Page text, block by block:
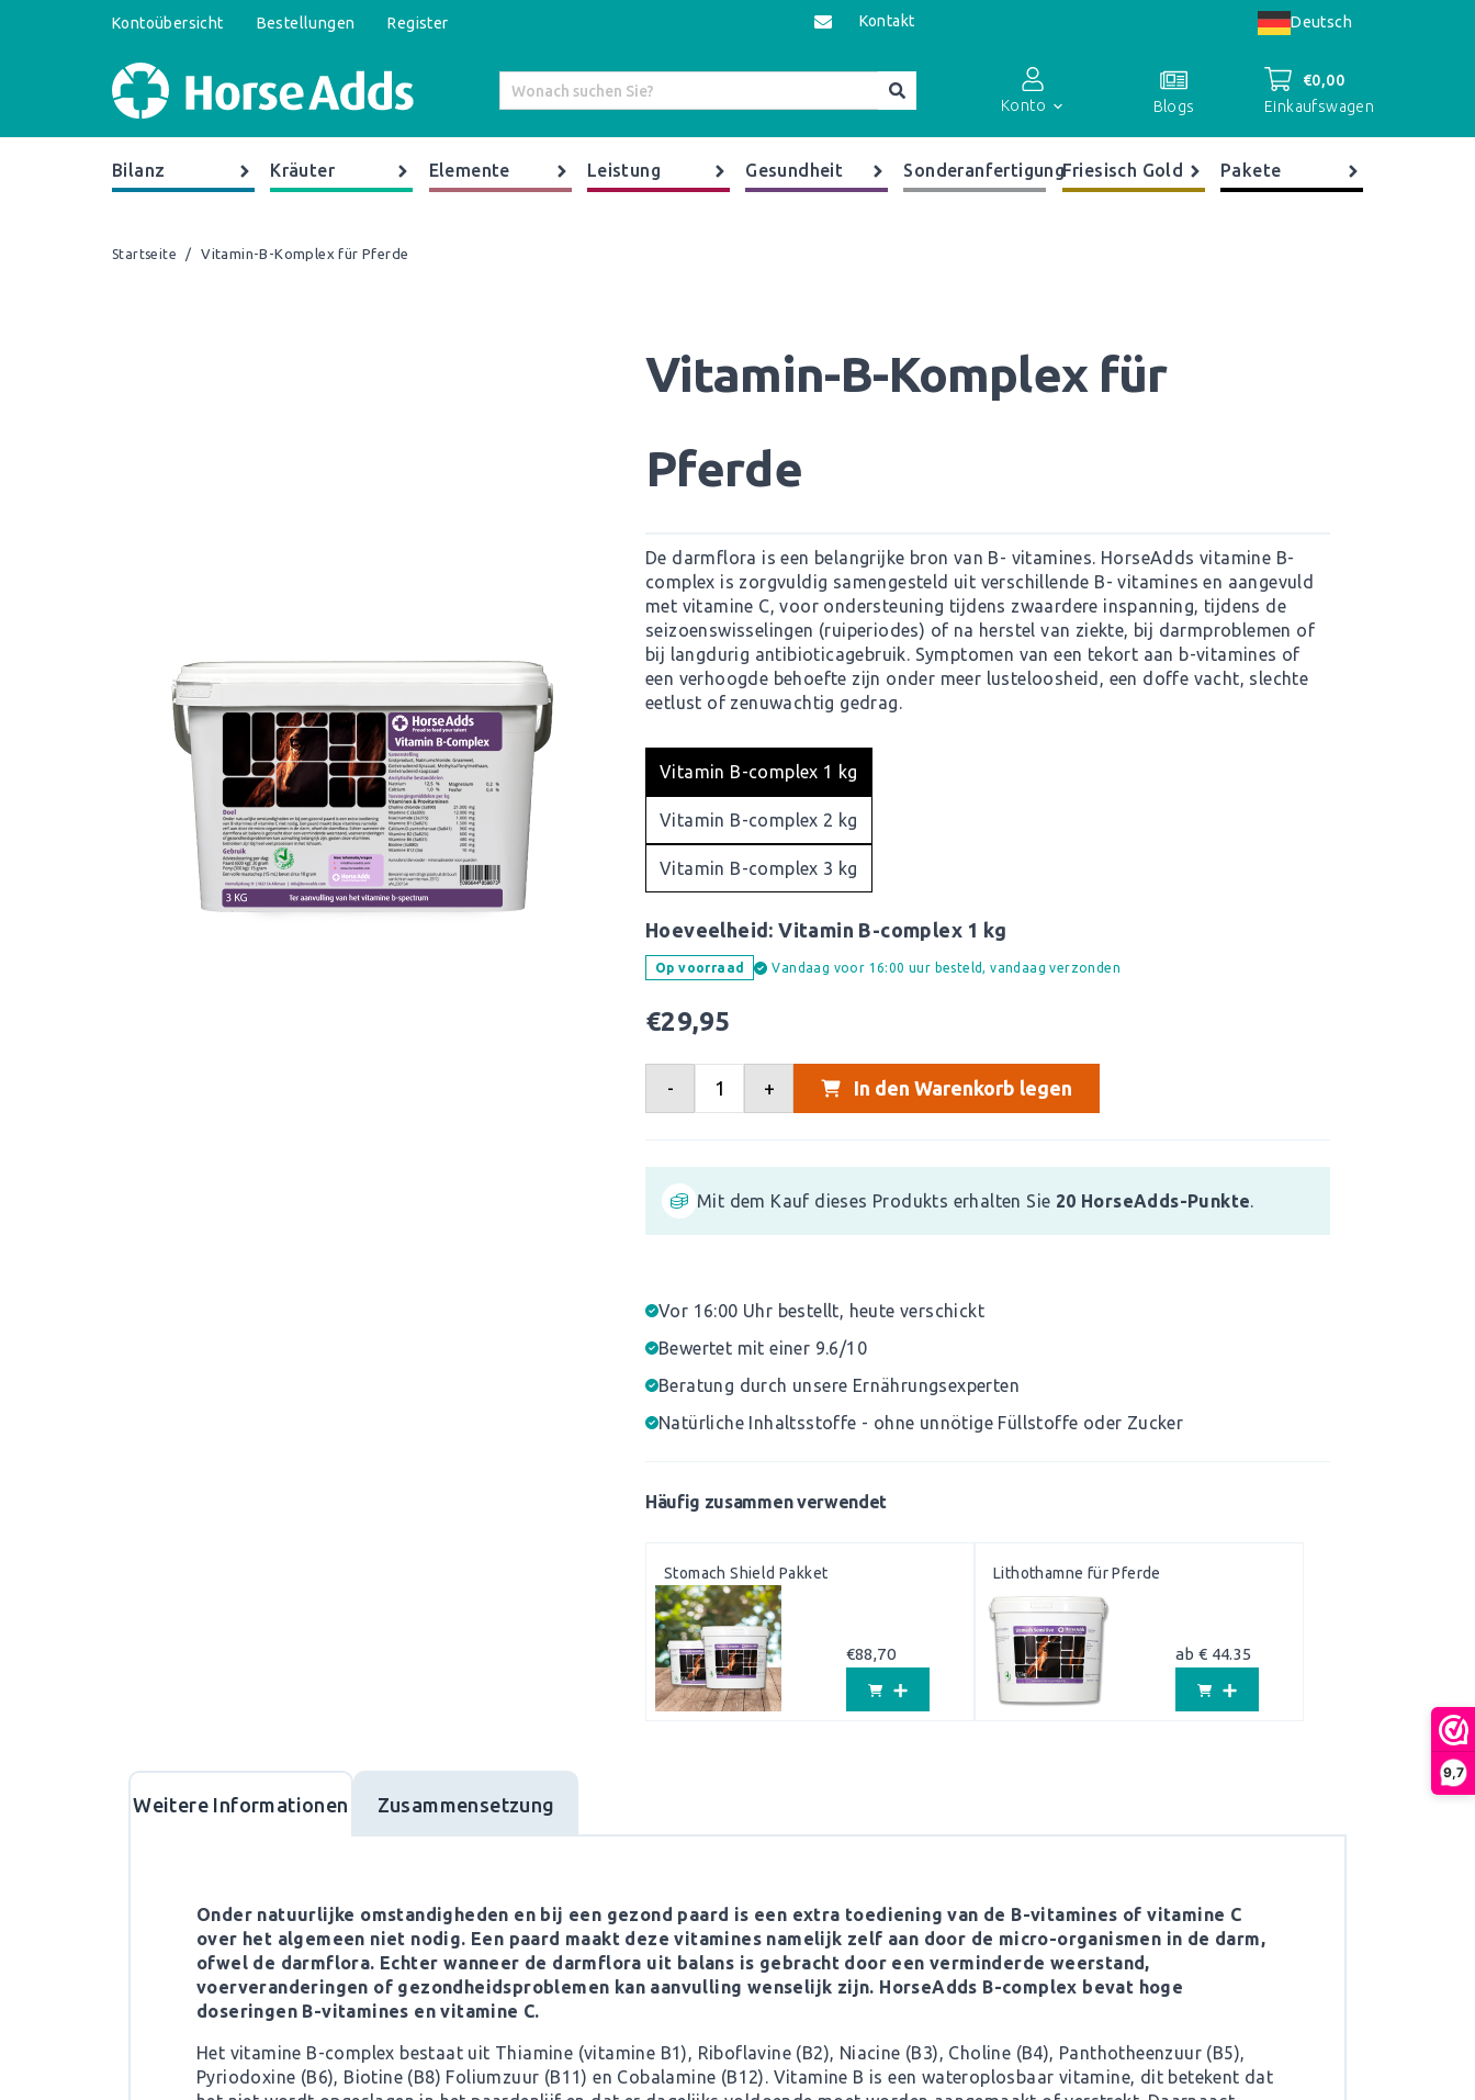
9,7
Kontoübersicht Bestellungen Register Kontakt Deutsch
Konto Blogs
€0,00
Einkaufswagen
Bilanz Kräuter Elemente Leistung Gesundheit SonderanfertigungFriesisch Gold Pakete
Startseite / Vitamin-B-Komplex für Pferde
Vitamin-B-Komplex für
Pferde
De darmflora is een belangrijke bron van B- vitamines. HorseAdds vitamine B-
complex is zorgvuldig samengesteld uit verschillende B- vitamines en aangevuld
met vitamine C, voor ondersteuning tijdens zwaardere inspanning, tijdens de
seizoenswisselingen (ruiperiodes) of na herstel van ziekte, bij darmproblemen of
bij langdurig antibioticagebruik. Symptomen van een tekort aan b-vitamines of
een verhoogde behoefte zijn onder meer lusteloosheid, een doffe vacht, slechte
eetlust of zenuwachtig gedrag.
Vitamin B-complex 1 kg
Vitamin B-complex 2 kg
Vitamin B-complex 3 kg
Hoeveelheid:Vitamin B-complex 1 kg
Op voorraad Vandaag voor 16:00 uur besteld, vandaag verzonden
€29,95
- + In den Warenkorb legen
Mit dem Kauf dieses Produkts erhalten Sie 20 HorseAdds-Punkte.
Vor 16:00 Uhr bestellt, heute verschickt
Bewertet mit einer 9.6/10
Beratung durch unsere Ernährungsexperten
Natürliche Inhaltsstoffe - ohne unnötige Füllstoffe oder Zucker
Häufig zusammen verwendet
Stomach Shield Pakket
€88,70
Lithothamne für Pferde
ab € 44.35
Weitere Informationen Zusammensetzung
Onder natuurlijke omstandigheden en bij een gezond paard is een extra toediening van de B-vitamines of vitamine C
over het algemeen niet nodig. Een paard maakt deze vitamines namelijk zelf aan door de micro-organismen in de darm,
ofwel de darmflora. Echter wanneer de darmflora uit balans is gebracht door een verminderde weerstand,
voerveranderingen of gezondheidsproblemen kan aanvulling wenselijk zijn. HorseAdds B-complex bevat hoge
doseringen B-vitamines en vitamine C.
Het vitamine B-complex bestaat uit Thiamine (vitamine B1), Riboflavine (B2), Niacine (B3), Choline (B4), Panthotheenzuur (B5),
Pyriodoxine (B6), Biotine (B8) Foliumzuur (B11) en Cobalamine (B12). Vitamine B is een wateroplosbaar vitamine, dit betekent dat